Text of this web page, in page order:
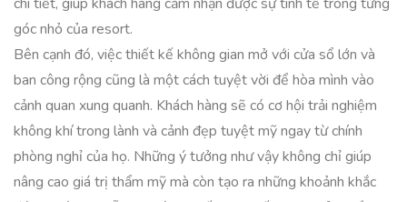
góc nhỏ của resort.
Bên cạnh đó, việc thiết kế không gian mở với cửa sổ lớn và
ban công rộng cũng là một cách tuyệt vời để hòa mình vào
cảnh quan xung quanh. Khách hàng sẽ có cơ hội trải nghiệm
không khí trong lành và cảnh đẹp tuyệt mỹ ngay từ chính
phòng nghỉ của họ. Những ý tưởng như vậy không chỉ giúp
nâng cao giá trị thẩm mỹ mà còn tạo ra những khoảnh khắc